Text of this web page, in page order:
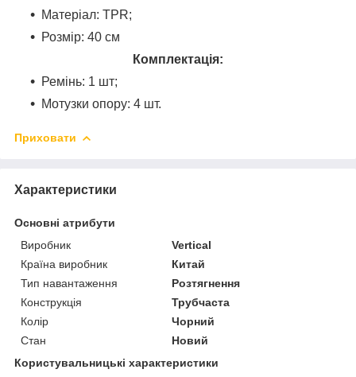
Матеріал: TPR;
Розмір: 40 см
Комплектація:
Ремінь: 1 шт;
Мотузки опору: 4 шт.
Приховати
Характеристики
Основні атрибути
Виробник
Vertical
Країна виробник
Китай
Тип навантаження
Розтягнення
Конструкція
Трубчаста
Колір
Чорний
Стан
Новий
Користувальницькі характеристики